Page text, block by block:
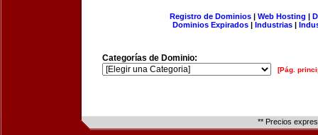
Registro de Dominios| Web Hosting |
Dominios Expirados | Industrias |
Categorías de Dominio:
[Pág.
** Precios